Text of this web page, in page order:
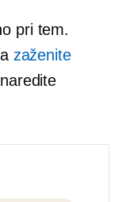
pri tem.
zaženite